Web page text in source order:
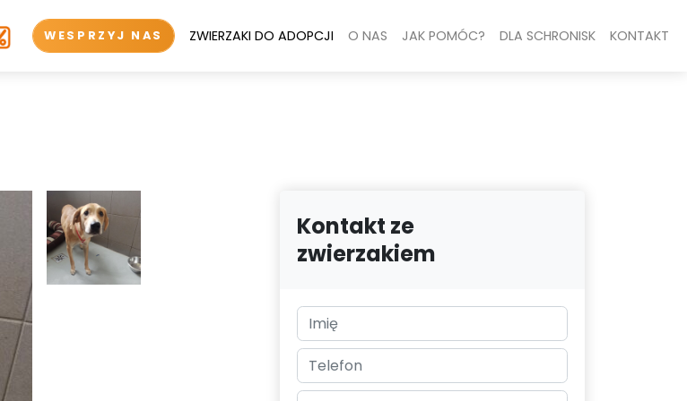
WESPRZYJ NAS ZWIERZAKI DO ADOPCJI O NAS JAK POMÓC? DLA SCHRONISK KONTAKT
Kontakt ze
zwierzakiem